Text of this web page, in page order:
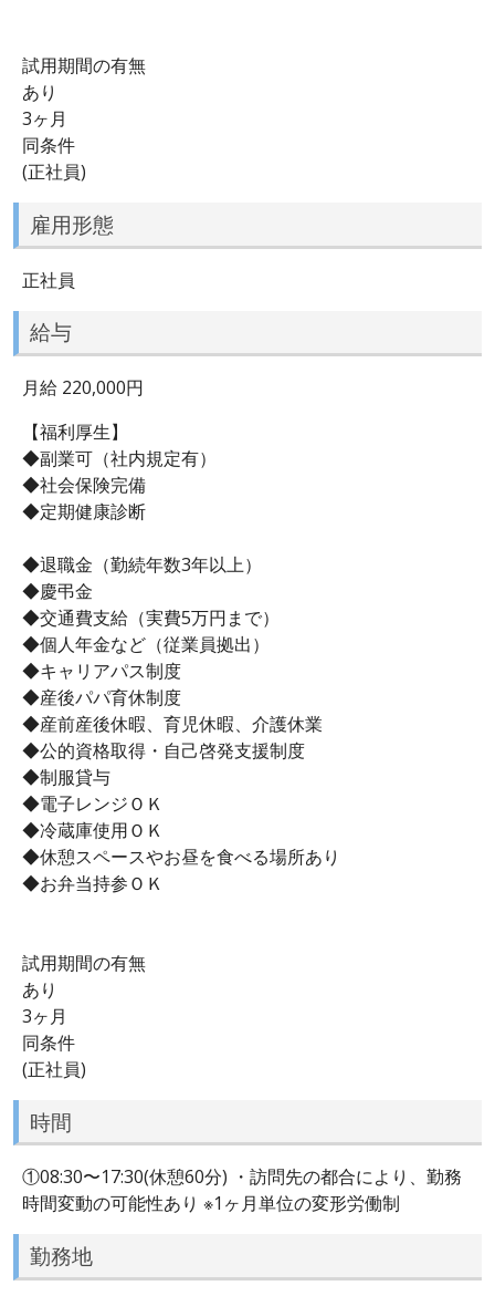
試用期間の有無
あり
3ヶ月
同条件
(正社員)
雇用形態
正社員
給与
月給 220,000円
【福利厚生】
◆副業可（社内規定有）
◆社会保険完備
◆定期健康診断
◆退職金（勤続年数3年以上）
◆慶弔金
◆交通費支給（実費5万円まで）
◆個人年金など（従業員拠出）
◆キャリアパス制度
◆産後パパ育休制度
◆産前産後休暇、育児休暇、介護休業
◆公的資格取得・自己啓発支援制度
◆制服貸与
◆電子レンジＯＫ
◆冷蔵庫使用ＯＫ
◆休憩スペースやお昼を食べる場所あり
◆お弁当持参ＯＫ
試用期間の有無
あり
3ヶ月
同条件
(正社員)
時間
①08:30〜17:30(休憩60分) ・訪問先の都合により、勤務
時間変動の可能性あり ※1ヶ月単位の変形労働制
勤務地